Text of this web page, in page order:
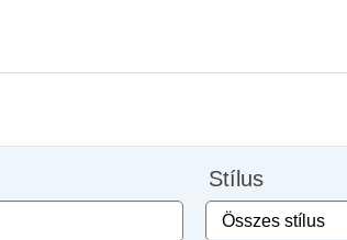
Stílus